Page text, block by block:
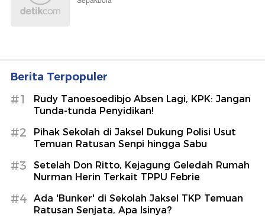
Berita Terpopuler
#1
Rudy Tanoesoedibjo Absen Lagi, KPK: Jangan
Tunda-tunda Penyidikan!
#2
Pihak Sekolah di Jaksel Dukung Polisi Usut
Temuan Ratusan Senpi hingga Sabu
#3
Setelah Don Ritto, Kejagung Geledah Rumah
Nurman Herin Terkait TPPU Febrie
#4
Ada 'Bunker' di Sekolah Jaksel TKP Temuan
Ratusan Senjata, Apa Isinya?